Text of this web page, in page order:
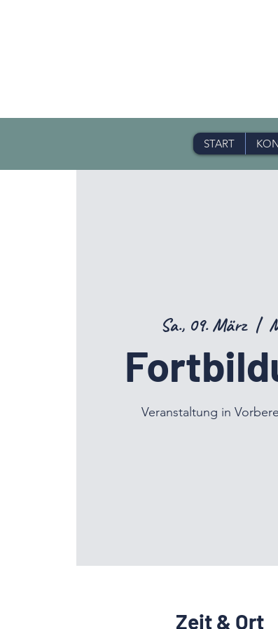
START
Sa., 09. März
  |
Veranstaltung in
Zeit & Ort